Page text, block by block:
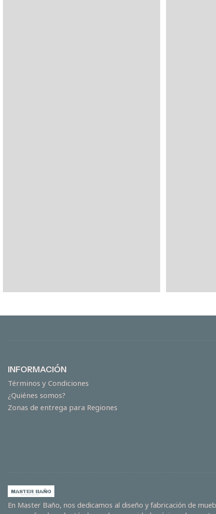
INFORMACIÓN
Términos y Condiciones
¿Quiénes somos?
Zonas de entrega para Regiones
En Master Baño, nos dedicamos al diseño y fabricación de